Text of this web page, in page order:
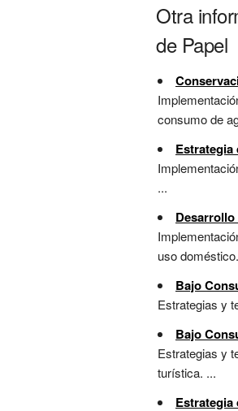
Otra
de Papel
consumo de
Estrategia
...
uso
Bajo
Estrategias y
Bajo
Estrategias y
turística. ...
Estrategia